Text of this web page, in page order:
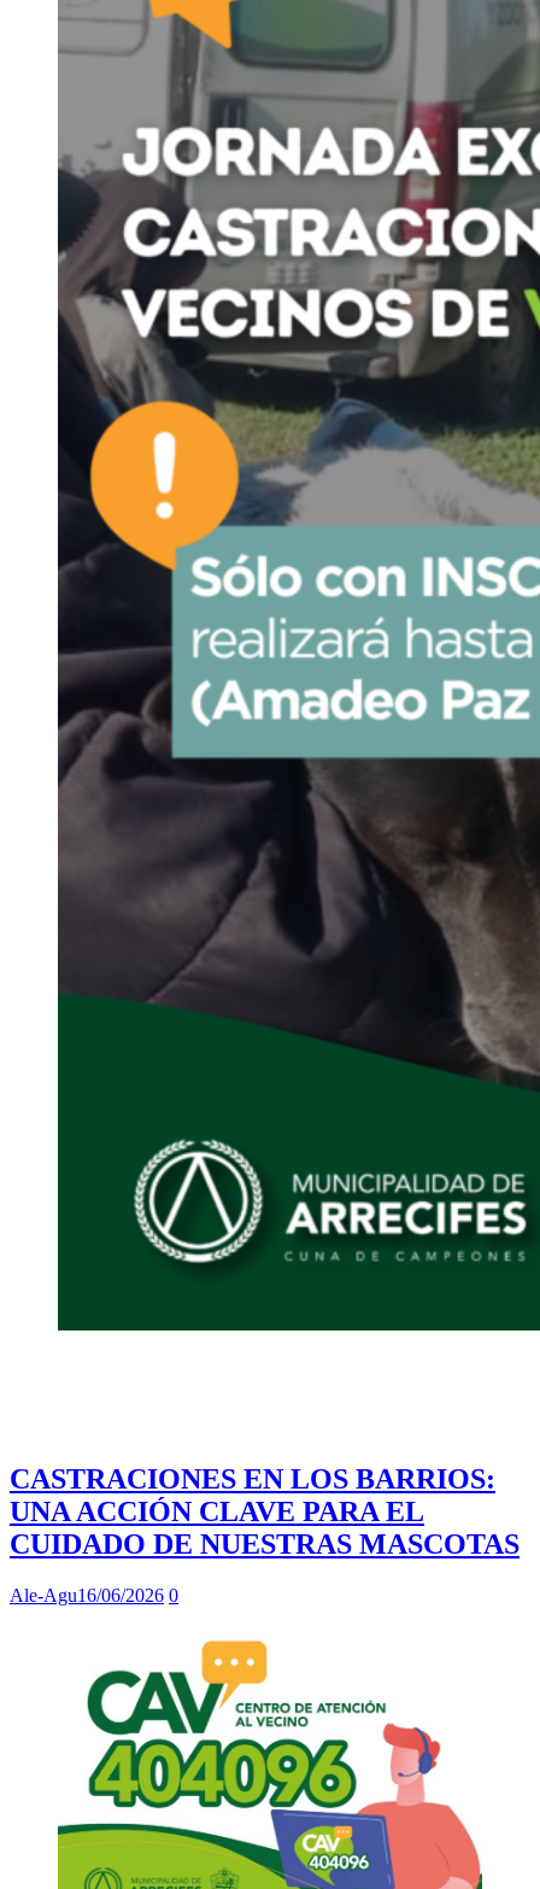
CASTRACIONES EN LOS BARRIOS:
UNA ACCIÓN CLAVE PARA EL
CUIDADO DE NUESTRAS MASCOTAS
Ale-Agu16/06/2026 0